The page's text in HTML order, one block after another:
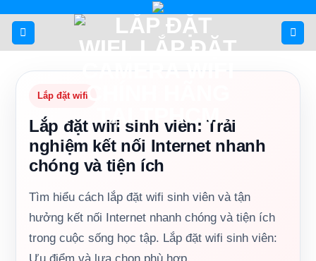
qua
nội
Lắp đặt wifi
Lắp đặt wifi sinh viên: Trải
nghiệm kết nối Internet nhanh
chóng và tiện ích
Tìm hiểu cách lắp đặt wifi sinh viên và tận
hưởng kết nối Internet nhanh chóng và tiện ích
trong cuộc sống học tập. Lắp đặt wifi sinh viên: